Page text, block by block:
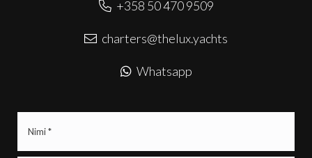
+358 50 470 9509
charters@thelux.yachts
Whatsapp
(Pakollinen)